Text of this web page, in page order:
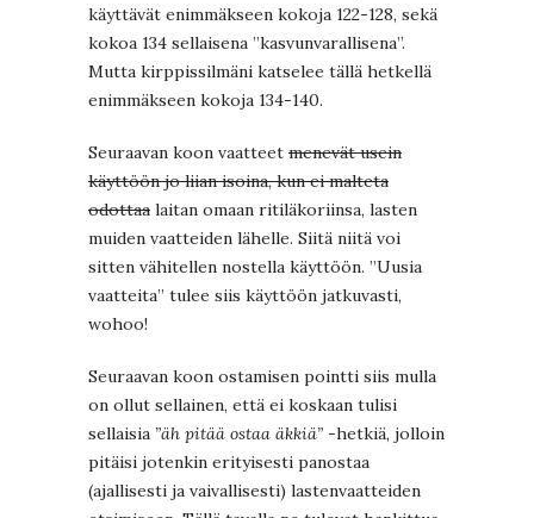
käyttävät enimmäkseen kokoja 122-128, sekä
kokoa 134 sellaisena ”kasvunvarallisena”.
Mutta kirppissilmäni katselee tällä hetkellä
enimmäkseen kokoja 134-140.
Seuraavan koon vaatteet menevät usein
käyttöön jo liian isoina, kun ei malteta
odottaa laitan omaan ritiläkoriinsa, lasten
muiden vaatteiden lähelle. Siitä niitä voi
sitten vähitellen nostella käyttöön. ”Uusia
vaatteita” tulee siis käyttöön jatkuvasti,
wohoo!
Seuraavan koon ostamisen pointti siis mulla
on ollut sellainen, että ei koskaan tulisi
sellaisia ”äh pitää ostaa äkkiä” -hetkiä, jolloin
pitäisi jotenkin erityisesti panostaa
(ajallisesti ja vaivallisesti) lastenvaatteiden